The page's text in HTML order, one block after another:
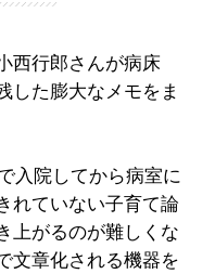
西行郎さんが病床
した膨大なメモをま
入院してから病室に
れていない子育て論
上がるのが難しくな
文章化される機器を